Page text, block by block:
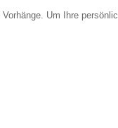
Vorhänge. Um Ihre